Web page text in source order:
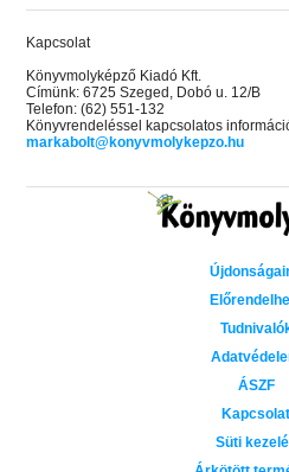
Kapcsolat
Könyvmolyképző Kiadó Kft.
Címünk: 6725 Szeged, Dobó u. 12/B
Telefon: (62) 551-132
Könyvrendeléssel kapcsolatos
markabolt@konyvmolykepzo.hu
ÁSZF
Kapcsolat
Süti